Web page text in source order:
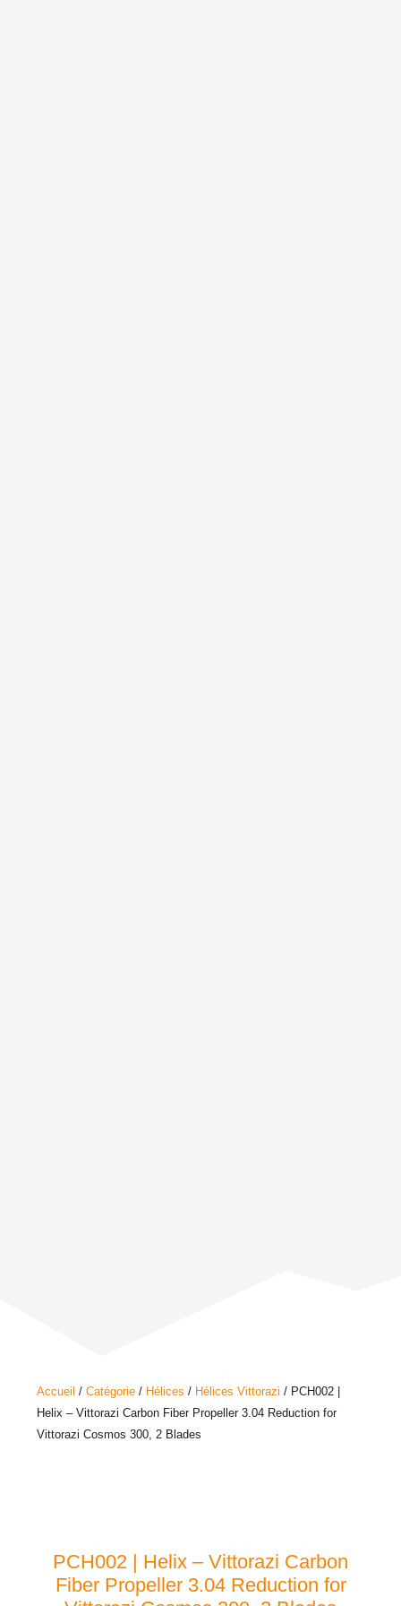
Accueil /Catégorie / Hélices / Hélices Vittorazi / PCH002 |
Helix – Vittorazi Carbon Fiber Propeller 3.04 Reduction for
Vittorazi Cosmos 300, 2 Blades
PCH002 | Helix – Vittorazi Carbon
Fiber Propeller 3.04 Reduction for